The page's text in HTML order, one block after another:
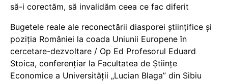
să-i corectăm, să invalidăm ceea ce fac diferit
Bugetele reale ale reconectării diasporei științifice și
poziția României la coada Uniunii Europene în
cercetare-dezvoltare / Op Ed Profesorul Eduard
Stoica, conferențiar la Facultatea de Științe
Economice a Universității „Lucian Blaga” din Sibiu